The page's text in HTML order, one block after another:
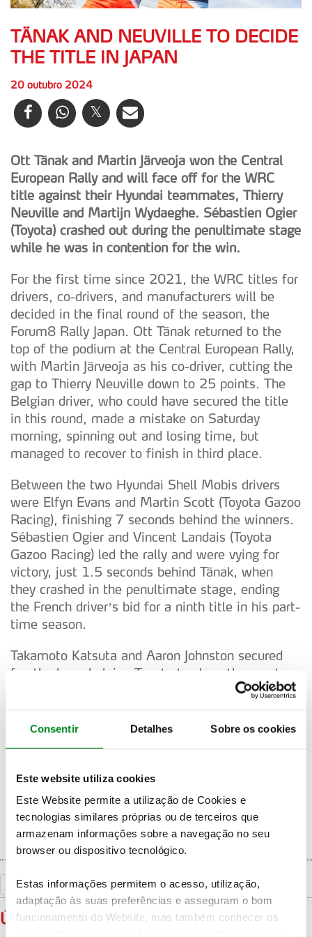
Consentir Detalhes Sobre os cookies
Este website utiliza cookies
Este Website permite a utilização de Cookies e
tecnologias similares próprias ou de terceiros que
armazenam informações sobre a navegação no seu
browser ou dispositivo tecnológico.
Estas informações permitem o acesso, utilização,
adaptação às suas preferências e asseguram o bom
funcionamento do Website, mas também conhecer os
TÄNAK AND NEUVILLE TO DECIDE
THE TITLE IN JAPAN
20 outubro 2024
Ott Tänak and Martin Järveoja won the Central
European Rally and will face off for the WRC
title against their Hyundai teammates, Thierry
Neuville and Martijn Wydaeghe. Sébastien Ogier
(Toyota) crashed out during the penultimate stage
while he was in contention for the win.
For the first time since 2021, the WRC titles for
drivers, co-drivers, and manufacturers will be
decided in the final round of the season, the
Forum8 Rally Japan. Ott Tänak returned to the
top of the podium at the Central European Rally,
with Martin Järveoja as his co-driver, cutting the
gap to Thierry Neuville down to 25 points. The
Belgian driver, who could have secured the title
in this round, made a mistake on Saturday
morning, spinning out and losing time, but
managed to recover to finish in third place.
Between the two Hyundai Shell Mobis drivers
were Elfyn Evans and Martin Scott (Toyota Gazoo
Racing), finishing 7 seconds behind the winners.
Sébastien Ogier and Vincent Landais (Toyota
Gazoo Racing) led the rally and were vying for
victory, just 1.5 seconds behind Tänak, when
they crashed in the penultimate stage, ending
the French driver’s bid for a ninth title in his part-
time season.
Takamoto Katsuta and Aaron Johnston secured
fourth place, helping Toyota to close the gap to
Hyundai in the Manufacturers' Championship,
setting the stage for their push for the title in the
Japanese round. Nikolay Gryazin (Citroën)
from November 21 to 24.
Voltar
ÚLTIMAS